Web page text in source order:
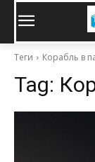
Теги Корабль в
Tag: